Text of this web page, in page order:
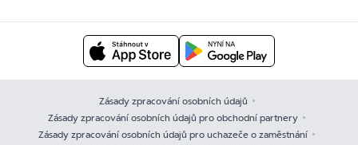
Zásady zpracování osobních údajů
Zásady zpracování osobních údajů pro obchodní partnery
Zásady zpracování osobních údajů pro uchazeče o zaměstnání